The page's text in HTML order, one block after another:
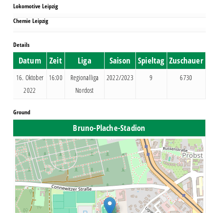
Lokomotive Leipzig
Chemie Leipzig
Details
Datum Zeit Liga Saison Spieltag Zuschauer
16. Oktober
2022
16:00
Regionalliga
Nordost
2022/2023 9 6730
Ground
Bruno-Plache-Stadion